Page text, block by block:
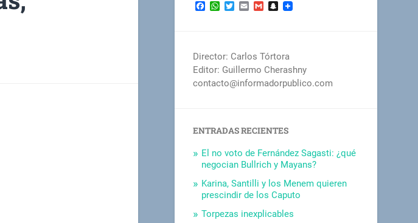
Facebook
WhatsApp
TwitterEmailGmailSnapchat
Director: Carlos Tórtora
Editor: Guillermo Cherashny
contacto@informadorpublico.com
ENTRADAS RECIENTES
El no voto de Fernández Sagasti: ¿qué
negocian Bullrich y Mayans?
Karina, Santilli y los Menem quieren
prescindir de los Caputo
Torpezas inexplicables